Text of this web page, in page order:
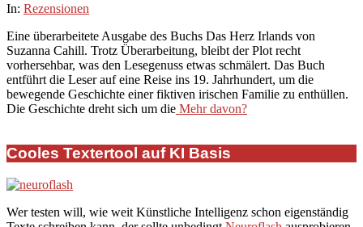
2024-
01
In: Rezensionen
Eine überarbeitete Ausgabe des Buchs Das Herz Irlands von
Suzanna Cahill. Trotz Überarbeitung, bleibt der Plot recht
vorhersehbar, was den Lesegenuss etwas schmälert. Das Buch
entführt die Leser auf eine Reise ins 19. Jahrhundert, um die
bewegende Geschichte einer fiktiven irischen Familie zu enthüllen.
Die Geschichte dreht sich um die Mehr davon?
Cooles Textertool auf KI Basis
Wer testen will, wie weit Künstliche Intelligenz schon eigenständig